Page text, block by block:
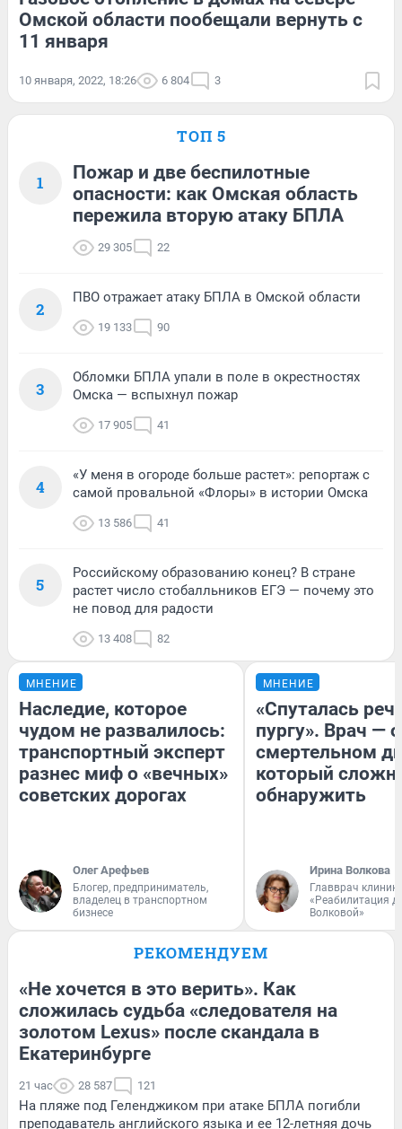
Омской области пообещали вернуть с
11 января
10 января, 2022, 18:26 6 804 3
ТОП 5
1
Пожар и две беспилотные
опасности: как Омская область
пережила вторую атаку БПЛА
29 305 22
2
ПВО отражает атаку БПЛА в Омской области
19 133 90
3
Обломки БПЛА упали в поле в окрестностях
Омска — вспыхнул пожар
17 905 41
4
«У меня в огороде больше растет»: репортаж с
самой провальной «Флоры» в истории Омска
13 586 41
5
Российскому образованию конец? В стране
растет число стобалльников ЕГЭ — почему это
не повод для радости
13 408 82
МНЕНИЕ
Наследие, которое
чудом не развалилось:
транспортный эксперт
разнес миф о «вечных»
советских дорогах
Олег Арефьев
Блогер, предприниматель,
владелец в транспортном
бизнесе
МНЕНИЕ
«Спуталась
пургу». Врач — о
смертельном
который
обнаружить
Ирина Волкова
Главврач
«Реабилитация
Волковой»
РЕКОМЕНДУЕМ
«Не хочется в это верить». Как
сложилась судьба «следователя на
золотом Lexus» после скандала в
Екатеринбурге
21 час 28 587 121
На пляже под Геленджиком при атаке БПЛА погибли
преподаватель английского языка и ее 12-летняя дочь